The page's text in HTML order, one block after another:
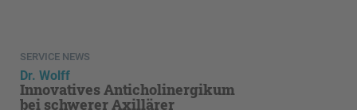
SERVICE NEWS
Dr. Wolff
Innovatives Anticholinergikum
bei schwerer Axillärer